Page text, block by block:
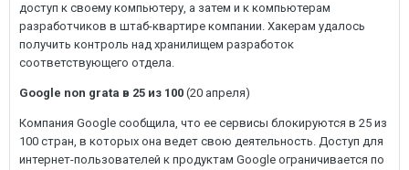
доступ к своему компьютеру, а затем и к компьютерам
разработчиков в штаб-квартире компании. Хакерам удалось
получить контроль над хранилищем разработок
соответствующего отдела.
Google non grata в 25 из 100 (20 апреля)
Компания Google сообщила, что ее сервисы блокируются в 25 из
100 стран, в которых она ведет свою деятельность. Доcтуп для
интернет-пользователей к продуктам Google ограничивается по